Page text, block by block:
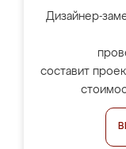
Дизайнер-
составит